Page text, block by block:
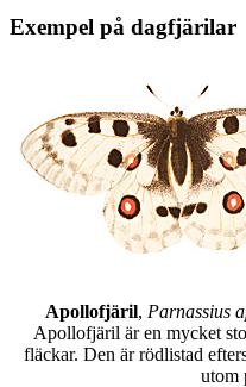
Exempel på dagfjärilar
Apollofjäril, Parnassius
Apollofjäril är en mycket
fläckar. Den är rödlistad
utom